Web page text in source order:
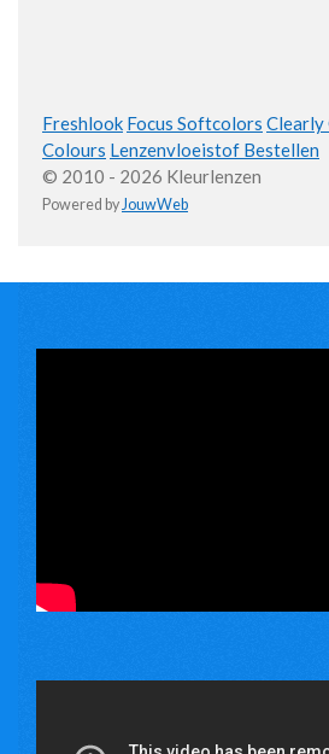
Freshlook Focus Softcolors Clearly
Colours Lenzenvloeistof Bestellen
© 2010 - 2026 Kleurlenzen
Powered byJouwWeb